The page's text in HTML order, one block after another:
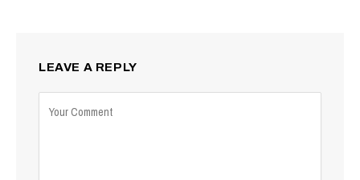
LEAVE A REPLY